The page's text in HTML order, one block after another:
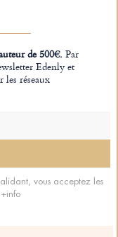
de 500€.Par
Edenly et
les réseaux
vous acceptez les
+info